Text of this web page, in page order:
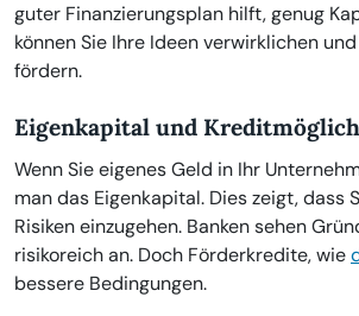
guter Finanzierungsplan hilft, genug
können Sie Ihre Ideen verwirklichen
fördern.
Eigenkapital und
Wenn Sie eigenes Geld in Ihr
man das Eigenkapital. Dies zeigt, dass
Risiken einzugehen. Banken sehen
risikoreich an. Doch Förderkredite, wie
bessere Bedingungen.